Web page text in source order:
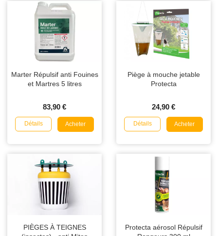
Marter Répulsif anti Fouines
et Martres 5 litres
83,90 €
Détails Acheter
Piège à mouche jetable
Protecta
24,90 €
Détails Acheter
PIÈGES À TEIGNES
Protecta aérosol Répulsif